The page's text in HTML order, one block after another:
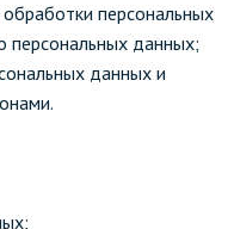
персональных
персональных данных;
данных и